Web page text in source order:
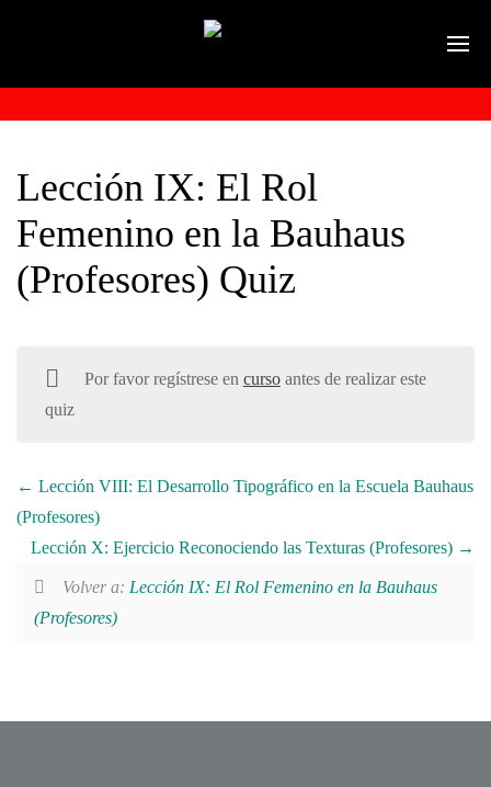
Lección IX: El Rol
Femenino en la Bauhaus
(Profesores) Quiz
Por favor regístrese en cursoantes de realizar este
quiz
Lección VIII: El Desarrollo Tipográfico en la Escuela Bauhaus
(Profesores)
Lección X: Ejercicio Reconociendo las Texturas (Profesores)
Volver a: Lección IX: El Rol Femenino en la Bauhaus
(Profesores)